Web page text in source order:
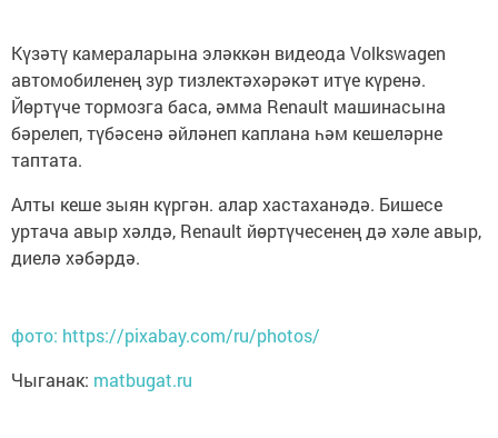
Күзәтү камераларына эләккән видеода Volkswagen
автомобиленең зур тизлектәхәрәкәт итүе күренә.
Йөртүче тормозга баса, әмма Renault машинасына
бәрелеп, түбәсенә әйләнеп каплана һәм кешеләрне
таптата.
Алты кеше зыян күргән. алар хастаханәдә. Бишесе
уртача авыр хәлдә, Renault йөртүчесенең дә хәле авыр,
диелә хәбәрдә.
фото: https://pixabay.com/ru/photos/
Чыганак: matbugat.ru